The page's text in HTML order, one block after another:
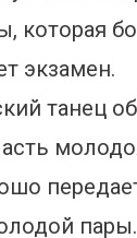
которая
экзамен.
танец